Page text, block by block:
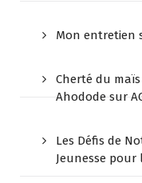
Mon entretien
Cherté du
Ahodode sur
Les Défis de
Jeunesse pour